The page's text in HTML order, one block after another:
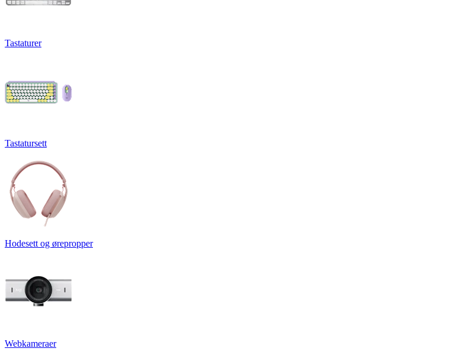
Tastaturer
Tastatursett
Hodesett og ørepropper
Webkameraer